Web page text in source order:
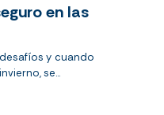
en las
y cuando
se...